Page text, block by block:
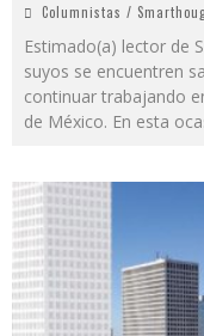
Columnistas /
Estimado(a) lector de
suyos se encuentren
continuar trabajando
de México. En esta